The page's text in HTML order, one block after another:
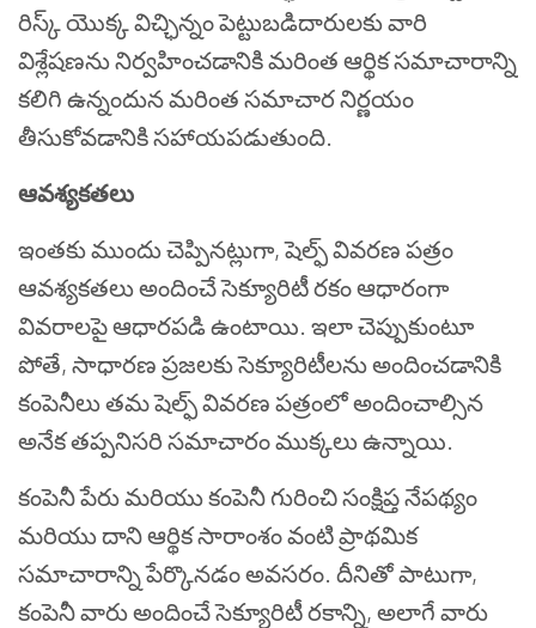
రిస్క్ యొక్క విచ్ఛిన్నం పెట్టుబడిదారులకు వారి
విశ్లేషణను నిర్వహించడానికి మరింత ఆర్థిక సమాచారాన్ని
కలిగి ఉన్నందున మరింత సమాచార నిర్ణయం
తీసుకోవడానికి సహాయపడుతుంది.
ఆవశ్యకతలు
ఇంతకు ముందు చెప్పినట్లుగా,షెల్ఫ్ వివరణ పత్రం
ఆవశ్యకతలు అందించే సెక్యూరిటీ రకం ఆధారంగా
వివరాలపై ఆధారపడి ఉంటాయి. ఇలా చెప్పుకుంటూ
పోతే, సాధారణ ప్రజలకు సెక్యూరిటీలను అందించడానికి
కంపెనీలు తమ షెల్ఫ్ వివరణ పత్రంలో అందించాల్సిన
అనేక తప్పనిసరి సమాచారం ముక్కలు ఉన్నాయి.
కంపెనీ పేరు మరియు కంపెనీ గురించి సంక్షిప్త నేపథ్యం
మరియు దాని ఆర్థిక సారాంశం వంటి ప్రాథమిక
సమాచారాన్ని పేర్కొనడం అవసరం. దీనితో పాటుగా,
కంపెనీ వారు అందించే సెక్యూరిటీ రకాన్ని, అలాగే వారు